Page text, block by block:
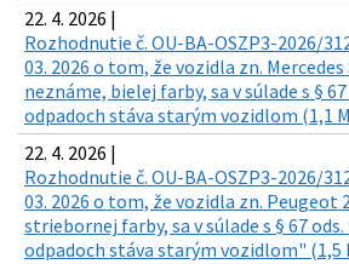
22. 4. 2026 |
Rozhodnutie č. OU-BA-OSZP3-2026/
03. 2026 o tom, že vozidla zn. Mercedes
neznáme, bielej farby, sa v súlade s §
odpadoch stáva starým vozidlom (1,1
22. 4. 2026 |
Rozhodnutie č. OU-BA-OSZP3-2026/
03. 2026 o tom, že vozidla zn. Peugeot
striebornej farby, sa v súlade s § 67
odpadoch stáva starým vozidlom" (1,5